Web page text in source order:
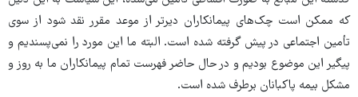
که ممکن است چک‌های پیمانکاران دیرتر از موعد مقرر نقد شود از سوی
تأمین اجتماعی در پیش گرفته شده است. البته ما این مورد را نمی‌پسندیم و
پیگیر این موضوع بودیم و در حال حاضر فهرست تمام پیمانکاران ما به روز و
مشکل بیمه پاکبانان برطرف شده است.